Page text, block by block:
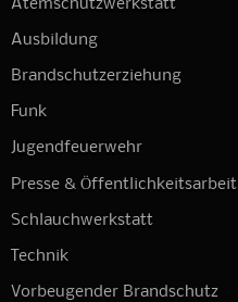
Atemschutzwerkstatt
Ausbildung
Brandschutzerziehung
Funk
Jugendfeuerwehr
Presse & Öffentlichkeitsarbeit
Schlauchwerkstatt
Technik
Vorbeugender Brandschutz